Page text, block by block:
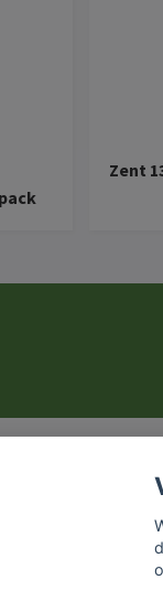
Zent